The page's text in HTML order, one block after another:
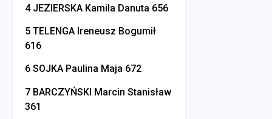
4 JEZIERSKA Kamila Danuta 656
5 TELENGA Ireneusz Bogumił
616
6 SOJKA Paulina Maja 672
7 BARCZYŃSKI Marcin Stanisław
361